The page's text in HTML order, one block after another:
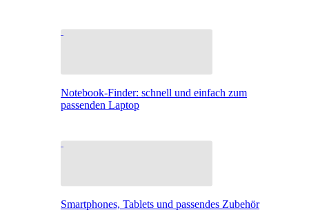
Notebook-Finder: schnell und einfach zum
passenden Laptop
Smartphones, Tablets und passendes Zubehör